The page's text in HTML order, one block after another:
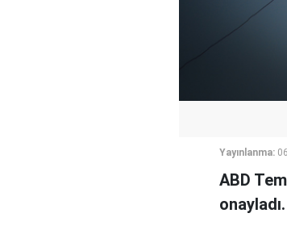
Yayınlanma:
ABD
onayladı.